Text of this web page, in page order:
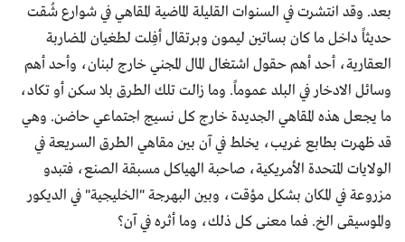
بعد. وقد انتشرت في السنوات القليلة الماضية المقاهي في شوارع شُقت
حديثاً داخل ما كان بساتين ليمون وبرتقال أفِلت لطغيان المضاربة
العقارية، أحد أهم حقول اشتغال المال المجني خارج لبنان، وأحد أهم
وسائل الادخار في البلد عموماً. وما زالت تلك الطرق بلا سكن أو تكاد،
ما يجعل هذه المقاهي الجديدة خارج كل نسيج اجتماعي حاضن. وهي
قد ظهرت بطابع غريب، يخلط في آن بين مقاهي الطرق السريعة في
الولايات المتحدة الأمريكية، صاحبة الهياكل مسبقة الصنع، فتبدو
مزروعة في المكان بشكل مؤقت، وبين البهرجة "الخليجية" في الديكور
والموسيقى الخ. فما معنى كل ذلك، وما أثره في آن؟